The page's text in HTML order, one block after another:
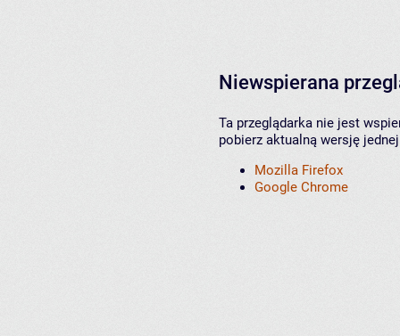
Niewspierana
Ta przeglądarka nie jest
pobierz aktualną wersję
Mozilla Firefox
Google Chrome